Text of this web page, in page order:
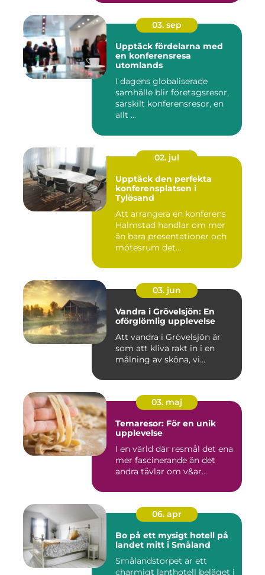
03. sep
Upptäck fördelarna med
en konferensresa
utomlands
I dagens globaliserade
samhälle blir företagsresor,
särskilt konferensresor, en
allt ...
02. jul
Upptäck den perfekta
konferensplatsen i
Tylösand
Att arrangera en konferens
Halmstad handlar om mer
än bara presentationer och
mötesrum det...
03. jun
Vandra i Grövelsjön: En
oförglömlig upplevelse
Att vandra i Grövelsjön är
som att kliva rakt in i en
målning av sköna, vi...
03. maj
Temaresor: För en unik
upplevelse
I en värld där resmål det ena
mer fascinerande än det
andra tävlar om v&ar...
06. apr
Bo på ett mysigt hotell på
landet mitt i Småland
Smålandstorpet är ett
charmigt lanthotell beläget i